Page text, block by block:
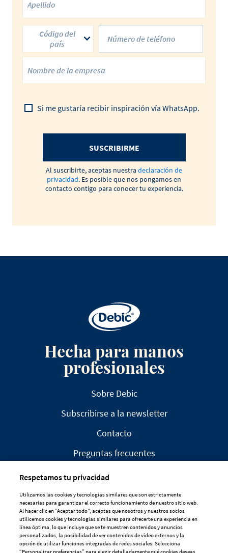
Código del
país
Si me gustaría recibir inspiración vía WhatsApp.
SUSCRIBIRME
Al suscribirte, aceptas nuestra declaración de
privacidad. Es posible que nos pongamos en
contacto contigo para conocer tu experiencia.
Hecha para manos
profesionales
Sobre Debic
Subscribirse a la newsletter
Contacto
Preguntas frecuentes
AVISO LEGAL
DECLARACIÓN DE PRIVACIDAD
POLÍTICA DE COOKIES
Respetamos tu privacidad
Utilizamos las cookies y tecnologías similares que son estrictamente
necesarias para garantizar el correcto funcionamiento de nuestro sitio web.
Al hacer clic en “Aceptar todo”, aceptas que nosotros y nuestros socios
utilicemos cookies y tecnologías similares para ofrecerte una experiencia en
línea óptima, lo que incluye que se te muestren contenidos y anuncios
personalizados, la posibilidad de ver contenidos de vídeo externos y la
opción de utilizar funciones integradas de redes sociales. Selecciona
“Personalizar preferencias” para elegir detalladamente qué cookies deseas